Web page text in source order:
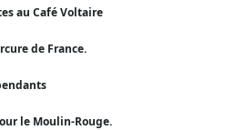
au Café Voltaire
de France.
le Moulin-Rouge.